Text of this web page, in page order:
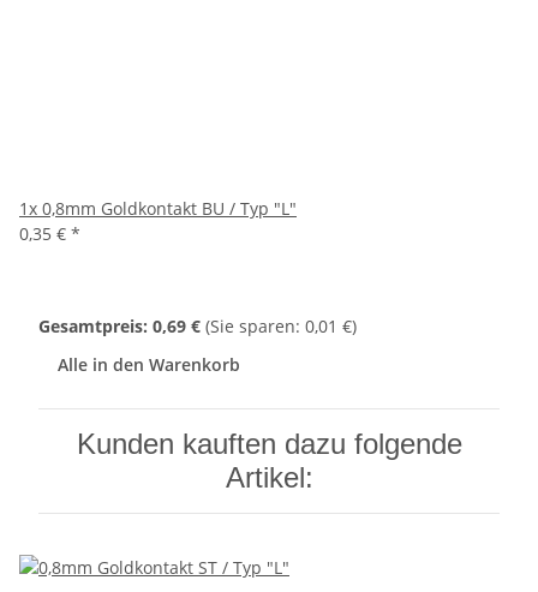
1x 0,8mm Goldkontakt BU / Typ "L"
0,35 € *
Gesamtpreis: 0,69 € (Sie sparen: 0,01 €)
Alle in den Warenkorb
Kunden kauften dazu folgende
Artikel: